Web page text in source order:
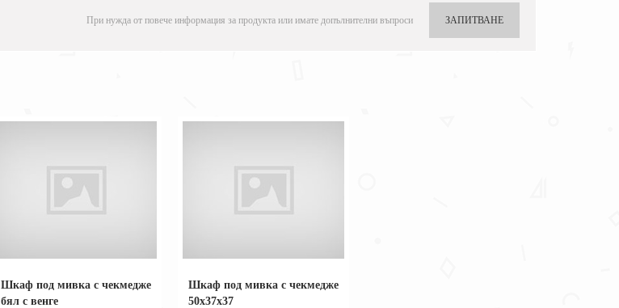
ЗАПИТВАНЕ
При нужда от повече информация за продукта или имате допълнителни въпроси
Шкаф под мивка с чекмедже
бял с венге
Шкаф под мивка с чекмедже
50x37x37